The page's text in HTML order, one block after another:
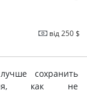
від 250 $
сохранить
как не